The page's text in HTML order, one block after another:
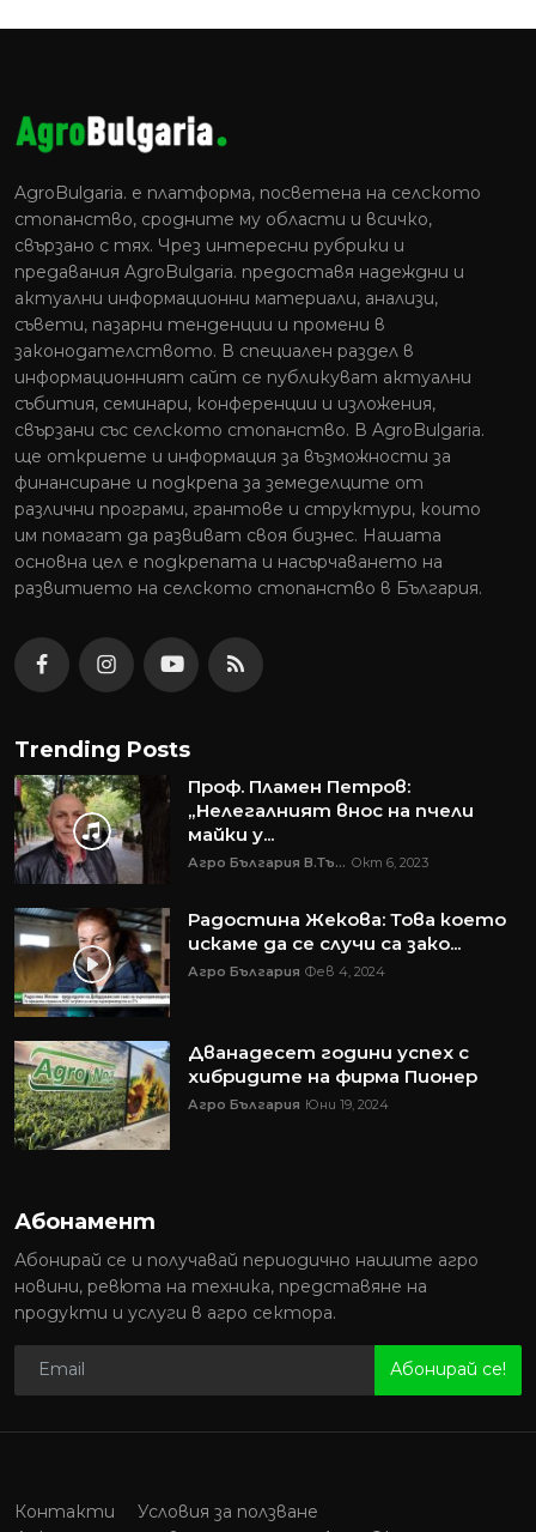
AgroBulgaria. e платформа, посветена на селското
стопанство, сродните му области и всичко,
свързано с тях. Чрез интересни рубрики и
предавания AgroBulgaria. предоставя надеждни и
актуални информационни материали, анализи,
съвети, пазарни тенденции и промени в
законодателството. В специален раздел в
информационният сайт се публикуват актуални
събития, семинари, конференции и изложения,
свързани със селското стопанство. В AgroBulgaria.
ще откриете и информация за възможности за
финансиране и подкрепа за земеделците от
различни програми, грантове и структури, които
им помагат да развиват своя бизнес. Нашата
основна цел е подкрепата и насърчаването на
развитието на селското стопанство в България.
Trending Posts
Проф. Пламен Петров:
„Нелегалният внос на пчели
майки у...
Агро България В.Тъ... Окт 6, 2023
Радостина Жекова: Това което
искаме да се случи са зако...
Агро България Фев 4, 2024
Дванадесет години успех с
хибридите на фирма Пионер
Агро България Юни 19, 2024
Абонамент
Абонирай се и получавай периодично нашите агро
новини, ревюта на техника, представяне на
продукти и услуги в агро сектора.
Абонирай се!
Контакти
Условия за ползване